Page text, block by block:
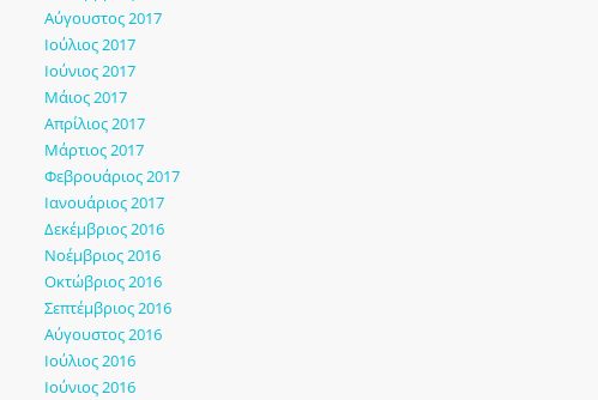
Αύγουστος 2017
Ιούλιος 2017
Ιούνιος 2017
Μάιος 2017
Απρίλιος 2017
Μάρτιος 2017
Φεβρουάριος 2017
Ιανουάριος 2017
Δεκέμβριος 2016
Νοέμβριος 2016
Οκτώβριος 2016
Σεπτέμβριος 2016
Αύγουστος 2016
Ιούλιος 2016
Ιούνιος 2016